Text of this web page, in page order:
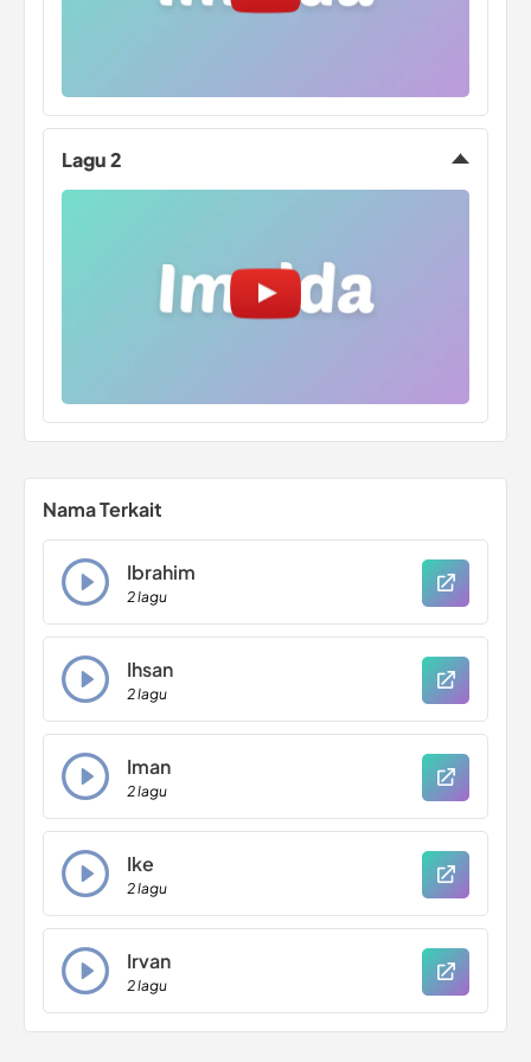
Lagu 2
Nama Terkait
Ibrahim
2 lagu
Ihsan
2 lagu
Iman
2 lagu
Ike
2 lagu
Irvan
2 lagu